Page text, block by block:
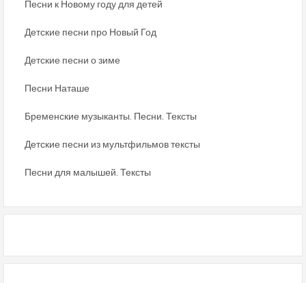
Песни к Новому году для детей
Детские песни про Новый Год
Детские песни о зиме
Песни Наташе
Бременские музыканты. Песни. Тексты
Детские песни из мультфильмов тексты
Песни для малышей. Тексты